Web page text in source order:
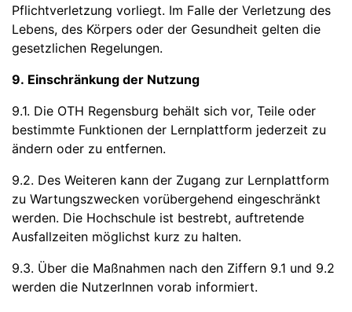
Pflichtverletzung vorliegt. Im Falle der Verletzung des
Lebens, des Körpers oder der Gesundheit gelten die
gesetzlichen Regelungen.
9. Einschränkung der Nutzung
9.1. Die OTH Regensburg behält sich vor, Teile oder
bestimmte Funktionen der Lernplattform jederzeit zu
ändern oder zu entfernen.
9.2. Des Weiteren kann der Zugang zur Lernplattform
zu Wartungszwecken vorübergehend eingeschränkt
werden. Die Hochschule ist bestrebt, auftretende
Ausfallzeiten möglichst kurz zu halten.
9.3. Über die Maßnahmen nach den Ziffern 9.1 und 9.2
werden die NutzerInnen vorab informiert.